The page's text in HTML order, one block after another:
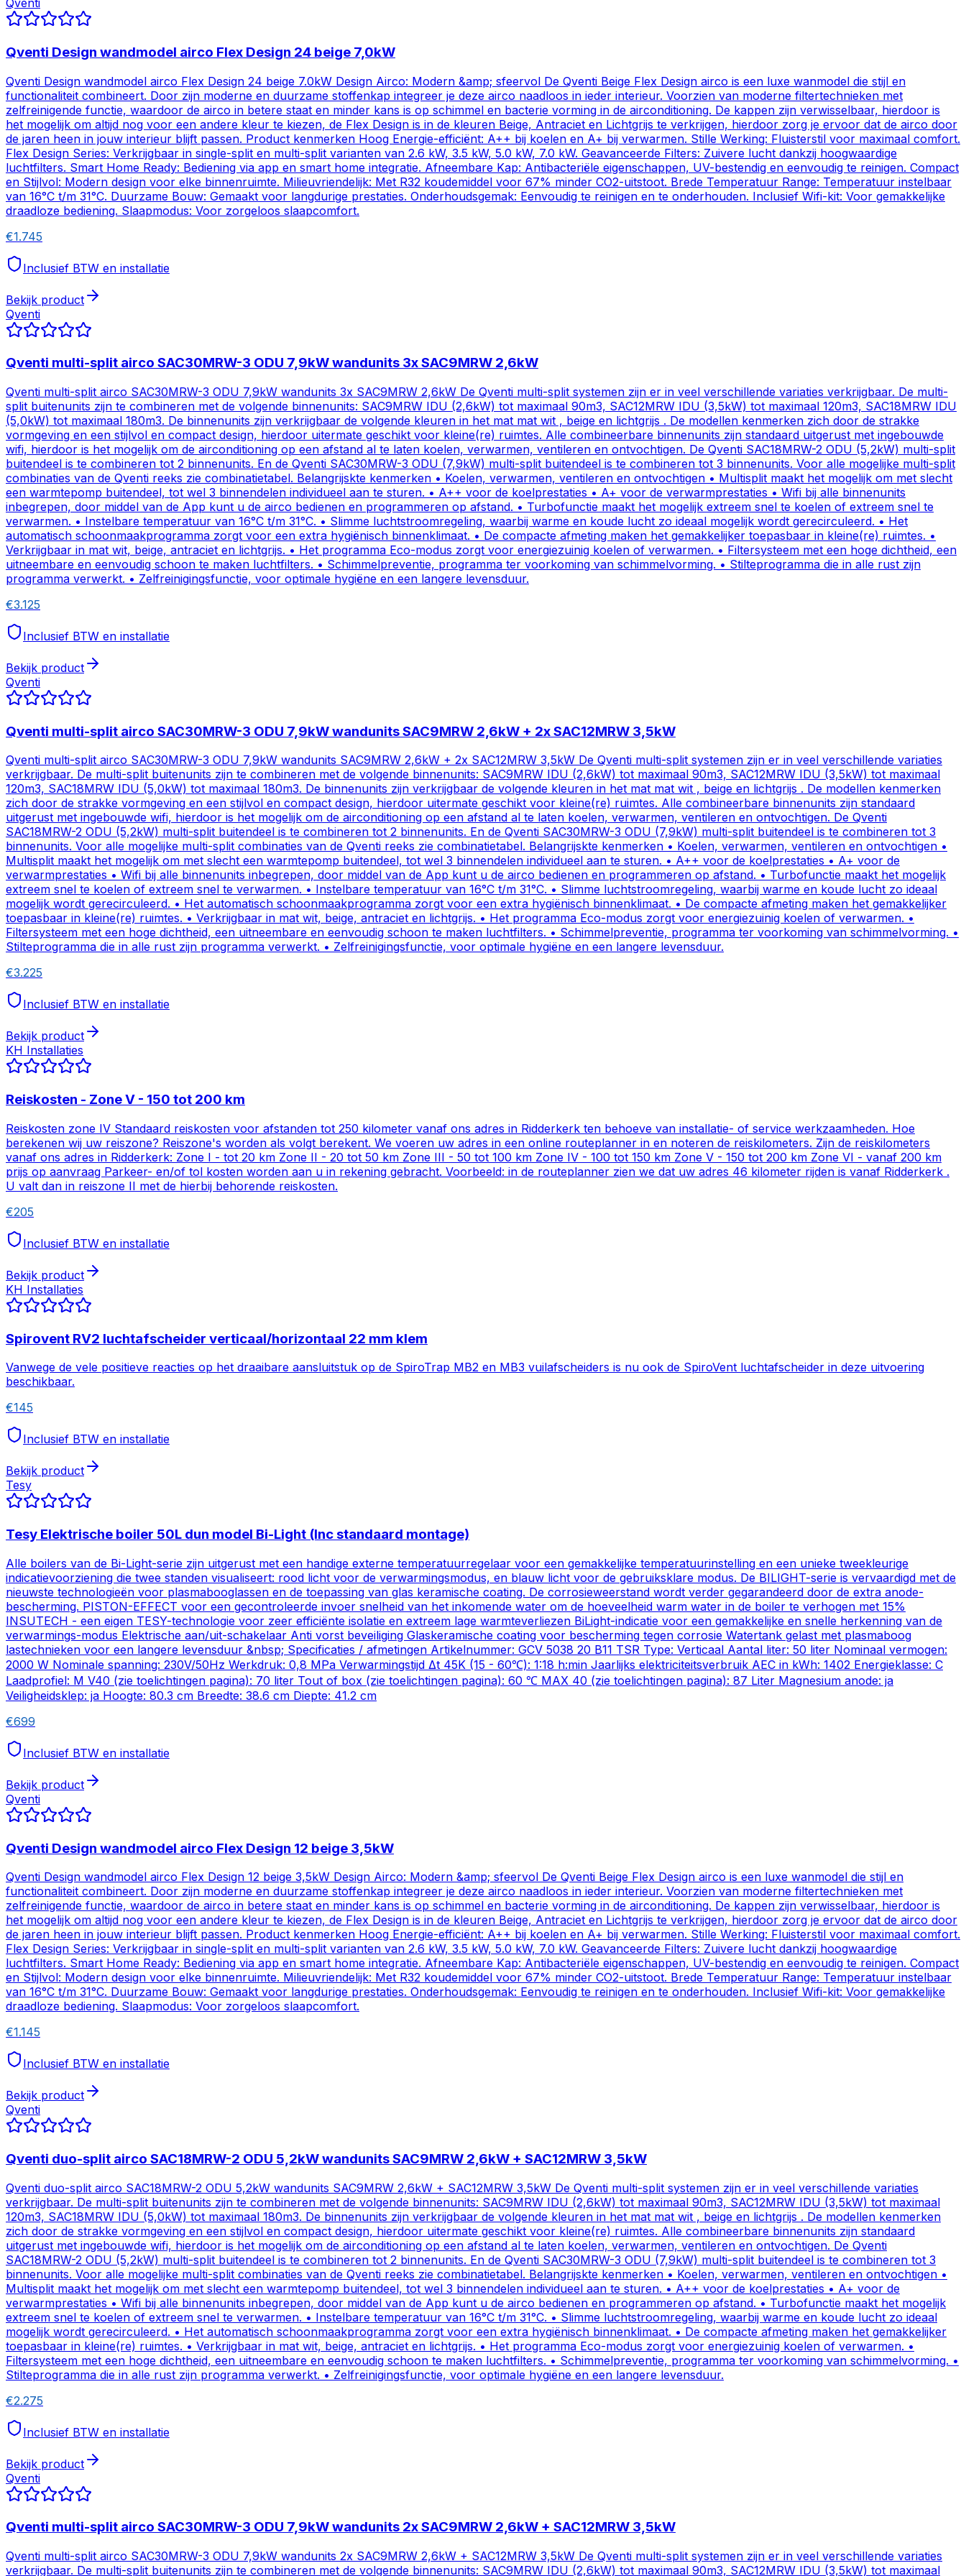
Qventi
Qventi Design wandmodel airco Flex Design 24 beige 7,0kW
Qventi Design wandmodel airco Flex Design 24 beige 7.0kW Design Airco: Modern &amp; sfeervol De Qventi Beige Flex Design airco is een luxe wanmodel die stijl en
functionaliteit combineert. Door zijn moderne en duurzame stoffenkap integreer je deze airco naadloos in ieder interieur. Voorzien van moderne filtertechnieken met
zelfreinigende functie, waardoor de airco in betere staat en minder kans is op schimmel en bacterie vorming in de airconditioning. De kappen zijn verwisselbaar, hierdoor is
het mogelijk om altijd nog voor een andere kleur te kiezen, de Flex Design is in de kleuren Beige, Antraciet en Lichtgrijs te verkrijgen, hierdoor zorg je ervoor dat de airco door
de jaren heen in jouw interieur blijft passen. Product kenmerken Hoog Energie-efficiënt: A++ bij koelen en A+ bij verwarmen. Stille Werking: Fluisterstil voor maximaal comfort.
Flex Design Series: Verkrijgbaar in single-split en multi-split varianten van 2.6 kW, 3.5 kW, 5.0 kW, 7.0 kW. Geavanceerde Filters: Zuivere lucht dankzij hoogwaardige
luchtfilters. Smart Home Ready: Bediening via app en smart home integratie. Afneembare Kap: Antibacteriële eigenschappen, UV-bestendig en eenvoudig te reinigen. Compact
en Stijlvol: Modern design voor elke binnenruimte. Milieuvriendelijk: Met R32 koudemiddel voor 67% minder CO2-uitstoot. Brede Temperatuur Range: Temperatuur instelbaar
van 16°C t/m 31°C. Duurzame Bouw: Gemaakt voor langdurige prestaties. Onderhoudsgemak: Eenvoudig te reinigen en te onderhouden. Inclusief Wifi-kit: Voor gemakkelijke
draadloze bediening. Slaapmodus: Voor zorgeloos slaapcomfort.
€1.745
Inclusief BTW en installatie
Bekijk product
Qventi
Qventi multi-split airco SAC30MRW-3 ODU 7,9kW wandunits 3x SAC9MRW 2,6kW
Qventi multi-split airco SAC30MRW-3 ODU 7,9kW wandunits 3x SAC9MRW 2,6kW De Qventi multi-split systemen zijn er in veel verschillende variaties verkrijgbaar. De multi-
split buitenunits zijn te combineren met de volgende binnenunits: SAC9MRW IDU (2,6kW) tot maximaal 90m3, SAC12MRW IDU (3,5kW) tot maximaal 120m3, SAC18MRW IDU
(5,0kW) tot maximaal 180m3. De binnenunits zijn verkrijgbaar de volgende kleuren in het mat mat wit , beige en lichtgrijs . De modellen kenmerken zich door de strakke
vormgeving en een stijlvol en compact design, hierdoor uitermate geschikt voor kleine(re) ruimtes. Alle combineerbare binnenunits zijn standaard uitgerust met ingebouwde
wifi, hierdoor is het mogelijk om de airconditioning op een afstand al te laten koelen, verwarmen, ventileren en ontvochtigen. De Qventi SAC18MRW-2 ODU (5,2kW) multi-split
buitendeel is te combineren tot 2 binnenunits. En de Qventi SAC30MRW-3 ODU (7,9kW) multi-split buitendeel is te combineren tot 3 binnenunits. Voor alle mogelijke multi-split
combinaties van de Qventi reeks zie combinatietabel. Belangrijskte kenmerken • Koelen, verwarmen, ventileren en ontvochtigen • Multisplit maakt het mogelijk om met slecht
een warmtepomp buitendeel, tot wel 3 binnendelen individueel aan te sturen. • A++ voor de koelprestaties • A+ voor de verwarmprestaties • Wifi bij alle binnenunits
inbegrepen, door middel van de App kunt u de airco bedienen en programmeren op afstand. • Turbofunctie maakt het mogelijk extreem snel te koelen of extreem snel te
verwarmen. • Instelbare temperatuur van 16°C t/m 31°C. • Slimme luchtstroomregeling, waarbij warme en koude lucht zo ideaal mogelijk wordt gerecirculeerd. • Het
automatisch schoonmaakprogramma zorgt voor een extra hygiënisch binnenklimaat. • De compacte afmeting maken het gemakkelijker toepasbaar in kleine(re) ruimtes. •
Verkrijgbaar in mat wit, beige, antraciet en lichtgrijs. • Het programma Eco-modus zorgt voor energiezuinig koelen of verwarmen. • Filtersysteem met een hoge dichtheid, een
uitneembare en eenvoudig schoon te maken luchtfilters. • Schimmelpreventie, programma ter voorkoming van schimmelvorming. • Stilteprogramma die in alle rust zijn
programma verwerkt. • Zelfreinigingsfunctie, voor optimale hygiëne en een langere levensduur.
€3.125
Inclusief BTW en installatie
Bekijk product
Qventi
Qventi multi-split airco SAC30MRW-3 ODU 7,9kW wandunits SAC9MRW 2,6kW + 2x SAC12MRW 3,5kW
Qventi multi-split airco SAC30MRW-3 ODU 7,9kW wandunits SAC9MRW 2,6kW + 2x SAC12MRW 3,5kW De Qventi multi-split systemen zijn er in veel verschillende variaties
verkrijgbaar. De multi-split buitenunits zijn te combineren met de volgende binnenunits: SAC9MRW IDU (2,6kW) tot maximaal 90m3, SAC12MRW IDU (3,5kW) tot maximaal
120m3, SAC18MRW IDU (5,0kW) tot maximaal 180m3. De binnenunits zijn verkrijgbaar de volgende kleuren in het mat mat wit , beige en lichtgrijs . De modellen kenmerken
zich door de strakke vormgeving en een stijlvol en compact design, hierdoor uitermate geschikt voor kleine(re) ruimtes. Alle combineerbare binnenunits zijn standaard
uitgerust met ingebouwde wifi, hierdoor is het mogelijk om de airconditioning op een afstand al te laten koelen, verwarmen, ventileren en ontvochtigen. De Qventi
SAC18MRW-2 ODU (5,2kW) multi-split buitendeel is te combineren tot 2 binnenunits. En de Qventi SAC30MRW-3 ODU (7,9kW) multi-split buitendeel is te combineren tot 3
binnenunits. Voor alle mogelijke multi-split combinaties van de Qventi reeks zie combinatietabel. Belangrijskte kenmerken • Koelen, verwarmen, ventileren en ontvochtigen •
Multisplit maakt het mogelijk om met slecht een warmtepomp buitendeel, tot wel 3 binnendelen individueel aan te sturen. • A++ voor de koelprestaties • A+ voor de
verwarmprestaties • Wifi bij alle binnenunits inbegrepen, door middel van de App kunt u de airco bedienen en programmeren op afstand. • Turbofunctie maakt het mogelijk
extreem snel te koelen of extreem snel te verwarmen. • Instelbare temperatuur van 16°C t/m 31°C. • Slimme luchtstroomregeling, waarbij warme en koude lucht zo ideaal
mogelijk wordt gerecirculeerd. • Het automatisch schoonmaakprogramma zorgt voor een extra hygiënisch binnenklimaat. • De compacte afmeting maken het gemakkelijker
toepasbaar in kleine(re) ruimtes. • Verkrijgbaar in mat wit, beige, antraciet en lichtgrijs. • Het programma Eco-modus zorgt voor energiezuinig koelen of verwarmen. •
Filtersysteem met een hoge dichtheid, een uitneembare en eenvoudig schoon te maken luchtfilters. • Schimmelpreventie, programma ter voorkoming van schimmelvorming. •
Stilteprogramma die in alle rust zijn programma verwerkt. • Zelfreinigingsfunctie, voor optimale hygiëne en een langere levensduur.
€3.225
Inclusief BTW en installatie
Bekijk product
KH Installaties
Reiskosten - Zone V - 150 tot 200 km
Reiskosten zone IV Standaard reiskosten voor afstanden tot 250 kilometer vanaf ons adres in Ridderkerk ten behoeve van installatie- of service werkzaamheden. Hoe
berekenen wij uw reiszone? Reiszone's worden als volgt berekent. We voeren uw adres in een online routeplanner in en noteren de reiskilometers. Zijn de reiskilometers
vanaf ons adres in Ridderkerk: Zone I - tot 20 km Zone II - 20 tot 50 km Zone III - 50 tot 100 km Zone IV - 100 tot 150 km Zone V - 150 tot 200 km Zone VI - vanaf 200 km
prijs op aanvraag Parkeer- en/of tol kosten worden aan u in rekening gebracht. Voorbeeld: in de routeplanner zien we dat uw adres 46 kilometer rijden is vanaf Ridderkerk .
U valt dan in reiszone II met de hierbij behorende reiskosten.
€205
Inclusief BTW en installatie
Bekijk product
KH Installaties
Spirovent RV2 luchtafscheider verticaal/horizontaal 22 mm klem
Vanwege de vele positieve reacties op het draaibare aansluitstuk op de SpiroTrap MB2 en MB3 vuilafscheiders is nu ook de SpiroVent luchtafscheider in deze uitvoering
beschikbaar.
€145
Inclusief BTW en installatie
Bekijk product
Tesy
Tesy Elektrische boiler 50L dun model Bi-Light (Inc standaard montage)
Alle boilers van de Bi-Light-serie zijn uitgerust met een handige externe temperatuurregelaar voor een gemakkelijke temperatuurinstelling en een unieke tweekleurige
indicatievoorziening die twee standen visualiseert: rood licht voor de verwarmingsmodus, en blauw licht voor de gebruiksklare modus. De BILIGHT-serie is vervaardigd met de
nieuwste technologieën voor plasmabooglassen en de toepassing van glas keramische coating. De corrosieweerstand wordt verder gegarandeerd door de extra anode-
bescherming. PISTON-EFFECT voor een gecontroleerde invoer snelheid van het inkomende water om de hoeveelheid warm water in de boiler te verhogen met 15%
INSUTECH - een eigen TESY-technologie voor zeer efficiënte isolatie en extreem lage warmteverliezen BiLight-indicatie voor een gemakkelijke en snelle herkenning van de
verwarmings-modus Elektrische aan/uit-schakelaar Anti vorst beveiliging Glaskeramische coating voor bescherming tegen corrosie Watertank gelast met plasmaboog
lastechnieken voor een langere levensduur &nbsp; Specificaties / afmetingen Artikelnummer: GCV 5038 20 B11 TSR Type: Verticaal Aantal liter: 50 liter Nominaal vermogen:
2000 W Nominale spanning: 230V/50Hz Werkdruk: 0,8 MPa Verwarmingstijd Δt 45K (15 - 60℃): 1:18 h:min Jaarlijks elektriciteitsverbruik AEC in kWh: 1402 Energieklasse: C
Laadprofiel: M V40 (zie toelichtingen pagina): 70 liter Tout of box (zie toelichtingen pagina): 60 ℃ MAX 40 (zie toelichtingen pagina): 87 Liter Magnesium anode: ja
Veiligheidsklep: ja Hoogte: 80.3 cm Breedte: 38.6 cm Diepte: 41.2 cm
€699
Inclusief BTW en installatie
Bekijk product
Qventi
Qventi Design wandmodel airco Flex Design 12 beige 3,5kW
Qventi Design wandmodel airco Flex Design 12 beige 3,5kW Design Airco: Modern &amp; sfeervol De Qventi Beige Flex Design airco is een luxe wanmodel die stijl en
functionaliteit combineert. Door zijn moderne en duurzame stoffenkap integreer je deze airco naadloos in ieder interieur. Voorzien van moderne filtertechnieken met
zelfreinigende functie, waardoor de airco in betere staat en minder kans is op schimmel en bacterie vorming in de airconditioning. De kappen zijn verwisselbaar, hierdoor is
het mogelijk om altijd nog voor een andere kleur te kiezen, de Flex Design is in de kleuren Beige, Antraciet en Lichtgrijs te verkrijgen, hierdoor zorg je ervoor dat de airco door
de jaren heen in jouw interieur blijft passen. Product kenmerken Hoog Energie-efficiënt: A++ bij koelen en A+ bij verwarmen. Stille Werking: Fluisterstil voor maximaal comfort.
Flex Design Series: Verkrijgbaar in single-split en multi-split varianten van 2.6 kW, 3.5 kW, 5.0 kW, 7.0 kW. Geavanceerde Filters: Zuivere lucht dankzij hoogwaardige
luchtfilters. Smart Home Ready: Bediening via app en smart home integratie. Afneembare Kap: Antibacteriële eigenschappen, UV-bestendig en eenvoudig te reinigen. Compact
en Stijlvol: Modern design voor elke binnenruimte. Milieuvriendelijk: Met R32 koudemiddel voor 67% minder CO2-uitstoot. Brede Temperatuur Range: Temperatuur instelbaar
van 16°C t/m 31°C. Duurzame Bouw: Gemaakt voor langdurige prestaties. Onderhoudsgemak: Eenvoudig te reinigen en te onderhouden. Inclusief Wifi-kit: Voor gemakkelijke
draadloze bediening. Slaapmodus: Voor zorgeloos slaapcomfort.
€1.145
Inclusief BTW en installatie
Bekijk product
Qventi
Qventi duo-split airco SAC18MRW-2 ODU 5,2kW wandunits SAC9MRW 2,6kW + SAC12MRW 3,5kW
Qventi duo-split airco SAC18MRW-2 ODU 5,2kW wandunits SAC9MRW 2,6kW + SAC12MRW 3,5kW De Qventi multi-split systemen zijn er in veel verschillende variaties
verkrijgbaar. De multi-split buitenunits zijn te combineren met de volgende binnenunits: SAC9MRW IDU (2,6kW) tot maximaal 90m3, SAC12MRW IDU (3,5kW) tot maximaal
120m3, SAC18MRW IDU (5,0kW) tot maximaal 180m3. De binnenunits zijn verkrijgbaar de volgende kleuren in het mat mat wit , beige en lichtgrijs . De modellen kenmerken
zich door de strakke vormgeving en een stijlvol en compact design, hierdoor uitermate geschikt voor kleine(re) ruimtes. Alle combineerbare binnenunits zijn standaard
uitgerust met ingebouwde wifi, hierdoor is het mogelijk om de airconditioning op een afstand al te laten koelen, verwarmen, ventileren en ontvochtigen. De Qventi
SAC18MRW-2 ODU (5,2kW) multi-split buitendeel is te combineren tot 2 binnenunits. En de Qventi SAC30MRW-3 ODU (7,9kW) multi-split buitendeel is te combineren tot 3
binnenunits. Voor alle mogelijke multi-split combinaties van de Qventi reeks zie combinatietabel. Belangrijskte kenmerken • Koelen, verwarmen, ventileren en ontvochtigen •
Multisplit maakt het mogelijk om met slecht een warmtepomp buitendeel, tot wel 3 binnendelen individueel aan te sturen. • A++ voor de koelprestaties • A+ voor de
verwarmprestaties • Wifi bij alle binnenunits inbegrepen, door middel van de App kunt u de airco bedienen en programmeren op afstand. • Turbofunctie maakt het mogelijk
extreem snel te koelen of extreem snel te verwarmen. • Instelbare temperatuur van 16°C t/m 31°C. • Slimme luchtstroomregeling, waarbij warme en koude lucht zo ideaal
mogelijk wordt gerecirculeerd. • Het automatisch schoonmaakprogramma zorgt voor een extra hygiënisch binnenklimaat. • De compacte afmeting maken het gemakkelijker
toepasbaar in kleine(re) ruimtes. • Verkrijgbaar in mat wit, beige, antraciet en lichtgrijs. • Het programma Eco-modus zorgt voor energiezuinig koelen of verwarmen. •
Filtersysteem met een hoge dichtheid, een uitneembare en eenvoudig schoon te maken luchtfilters. • Schimmelpreventie, programma ter voorkoming van schimmelvorming. •
Stilteprogramma die in alle rust zijn programma verwerkt. • Zelfreinigingsfunctie, voor optimale hygiëne en een langere levensduur.
€2.275
Inclusief BTW en installatie
Bekijk product
Qventi
Qventi multi-split airco SAC30MRW-3 ODU 7,9kW wandunits 2x SAC9MRW 2,6kW + SAC12MRW 3,5kW
Qventi multi-split airco SAC30MRW-3 ODU 7,9kW wandunits 2x SAC9MRW 2,6kW + SAC12MRW 3,5kW De Qventi multi-split systemen zijn er in veel verschillende variaties
verkrijgbaar. De multi-split buitenunits zijn te combineren met de volgende binnenunits: SAC9MRW IDU (2,6kW) tot maximaal 90m3, SAC12MRW IDU (3,5kW) tot maximaal